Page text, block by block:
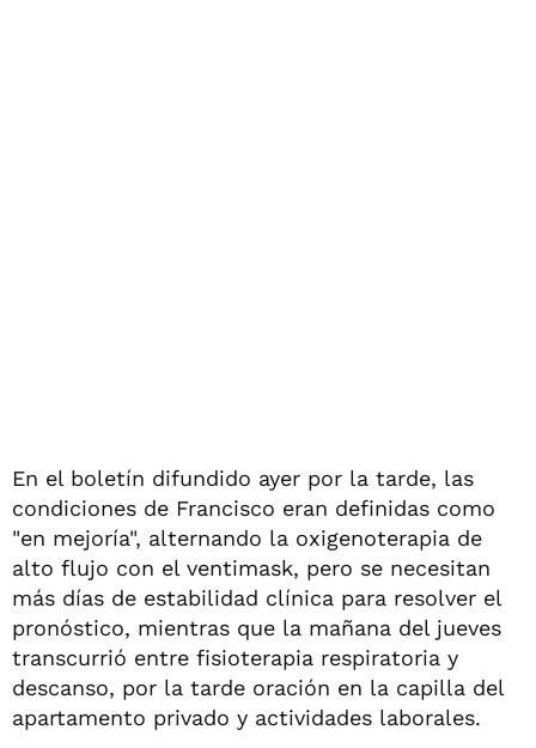
En el boletín difundido ayer por la tarde, las
condiciones de Francisco eran definidas como
"en mejoría", alternando la oxigenoterapia de
alto flujo con el ventimask, pero se necesitan
más días de estabilidad clínica para resolver el
pronóstico, mientras que la mañana del jueves
transcurrió entre fisioterapia respiratoria y
descanso, por la tarde oración en la capilla del
apartamento privado y actividades laborales.